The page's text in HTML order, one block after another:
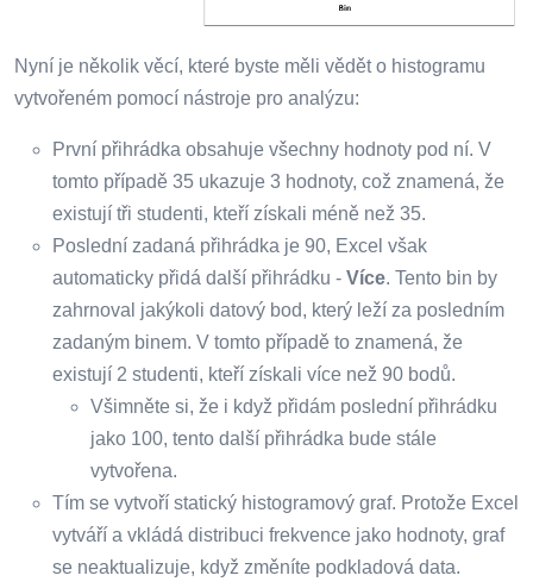
Nyní je několik věcí, které byste měli vědět o histogramu
vytvořeném pomocí nástroje pro analýzu:
První přihrádka obsahuje všechny hodnoty pod ní. V
tomto případě 35 ukazuje 3 hodnoty, což znamená, že
existují tři studenti, kteří získali méně než 35.
Poslední zadaná přihrádka je 90, Excel však
automaticky přidá další přihrádku - Více. Tento bin by
zahrnoval jakýkoli datový bod, který leží za posledním
zadaným binem. V tomto případě to znamená, že
existují 2 studenti, kteří získali více než 90 bodů.
Všimněte si, že i když přidám poslední přihrádku
jako 100, tento další přihrádka bude stále
vytvořena.
Tím se vytvoří statický histogramový graf. Protože Excel
vytváří a vkládá distribuci frekvence jako hodnoty, graf
se neaktualizuje, když změníte podkladová data.